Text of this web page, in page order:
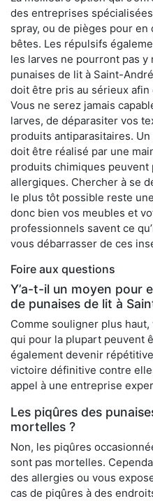
des entreprises
spray, ou de pièges pour
bêtes. Les répulsifs
les larves ne pourront pas
punaises de lit à Saint-
doit être pris au sérieux afin
Vous ne serez jamais
larves, de déparasiter vos
produits antiparasitaires.
doit être réalisé par une
produits chimiques
allergiques. Chercher à se
le plus tôt possible reste
donc bien vos meubles et
professionnels savent ce
vous débarrasser de ces
Foire aux questions
Y’a-t-il un moyen pour
de punaises de lit à
Comme souligner plus
qui pour la plupart peuvent
également devenir
victoire définitive contre
appel à une entreprise
Les piqûres des
mortelles ?
Non, les piqûres
sont pas mortelles.
des allergies ou vous
cas de piqûres à des